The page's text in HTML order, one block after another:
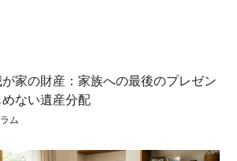
家の財産：家族への最後のプレゼン
めない遺産分配
ム